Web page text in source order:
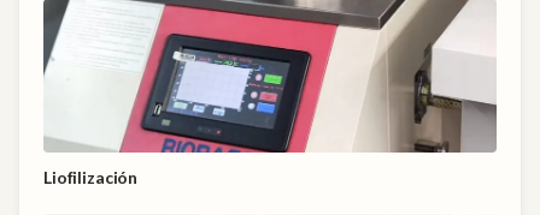
Liofilización